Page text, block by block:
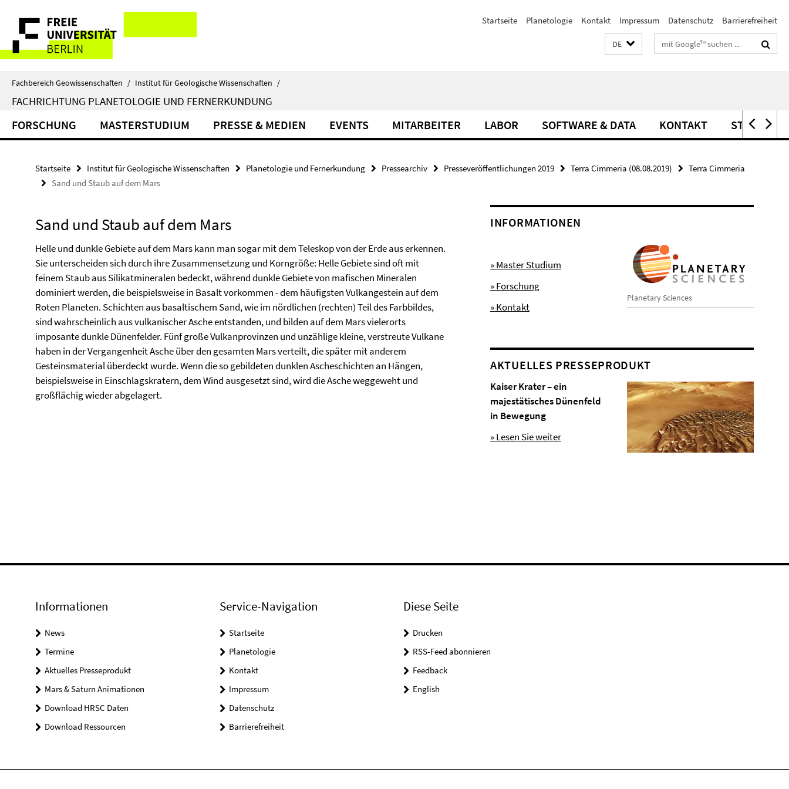
direkt
Inhalt
Service-
Navigation
Startseite Planetologie Kontakt Impressum Datenschutz Barrierefreiheit
DE Suchbegriffe
Fachbereich Geowissenschaften / Institut für Geologische Wissenschaften /
FACHRICHTUNG PLANETOLOGIE UND FERNERKUNDUNG
FORSCHUNG MASTERSTUDIUM PRESSE & MEDIEN EVENTS MITARBEITER LABOR SOFTWARE & DATA KONTAKT STELLEN
Startseite Institut für Geologische Wissenschaften Planetologie und Fernerkundung Pressearchiv Presseveröffentlichungen 2019 Terra Cimmeria (08.08.2019)
Terra Cimmeria
Sand und Staub auf dem Mars
Sand und Staub auf dem Mars
Helle und dunkle Gebiete auf dem Mars kann man sogar mit dem Teleskop von der Erde aus erkennen.
Sie unterscheiden sich durch ihre Zusammensetzung und Korngröße: Helle Gebiete sind oft mit
feinem Staub aus Silikatmineralen bedeckt, während dunkle Gebiete von mafischen Mineralen
dominiert werden, die beispielsweise in Basalt vorkommen - dem häufigsten Vulkangestein auf dem
Roten Planeten. Schichten aus basaltischem Sand, wie im nördlichen (rechten) Teil des Farbbildes,
sind wahrscheinlich aus vulkanischer Asche entstanden, und bilden auf dem Mars vielerorts
imposante dunkle Dünenfelder. Fünf große Vulkanprovinzen und unzählige kleine, verstreute Vulkane
haben in der Vergangenheit Asche über den gesamten Mars verteilt, die später mit anderem
Gesteinsmaterial überdeckt wurde. Wenn die so gebildeten dunklen Ascheschichten an Hängen,
beispielsweise in Einschlagskratern, dem Wind ausgesetzt sind, wird die Asche weggeweht und
großflächig wieder abgelagert.
INFORMATIONEN
Planetary Sciences
» Master Studium
» Forschung
» Kontakt
AKTUELLES PRESSEPRODUKT
Kaiser Krater – ein
majestätisches Dünenfeld
in Bewegung
» Lesen Sie weiter
Informationen
News
Termine
Aktuelles Presseprodukt
Mars & Saturn Animationen
Download HRSC Daten
Download Ressourcen
Service-Navigation
Startseite
Planetologie
Kontakt
Impressum
Datenschutz
Barrierefreiheit
Diese Seite
Drucken
RSS-Feed abonnieren
Feedback
English